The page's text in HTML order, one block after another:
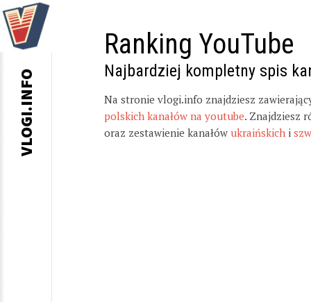
Ranking YouTube
Najbardziej kompletny spis
Na stronie vlogi.info znajdziesz
polskich kanałów na youtube. Znajdziesz
oraz zestawienie kanałów ukraińskich i
VLOGI.INFO